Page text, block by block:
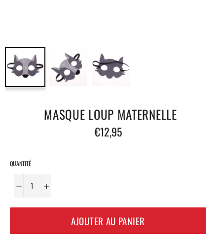
MASQUE LOUP MATERNELLE
Prix
régulier
€12,95
QUANTITÉ
− +
AJOUTER AU PANIER